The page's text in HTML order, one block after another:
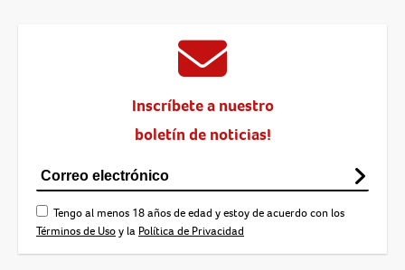
Inscríbete a nuestro
boletín de noticias!
Tengo al menos 18 años de edad y estoy de acuerdo con los
Términos de Usoy la Política de Privacidad